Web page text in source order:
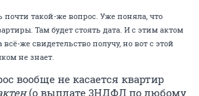
почти такой-же вопрос. Уже поняла, что
Там будет стоять дата. И с этим актом
же свидетельство получу, но вот с этой
не знает.
вообще не касается квартир
(о выплате 3НДФЛ по любому